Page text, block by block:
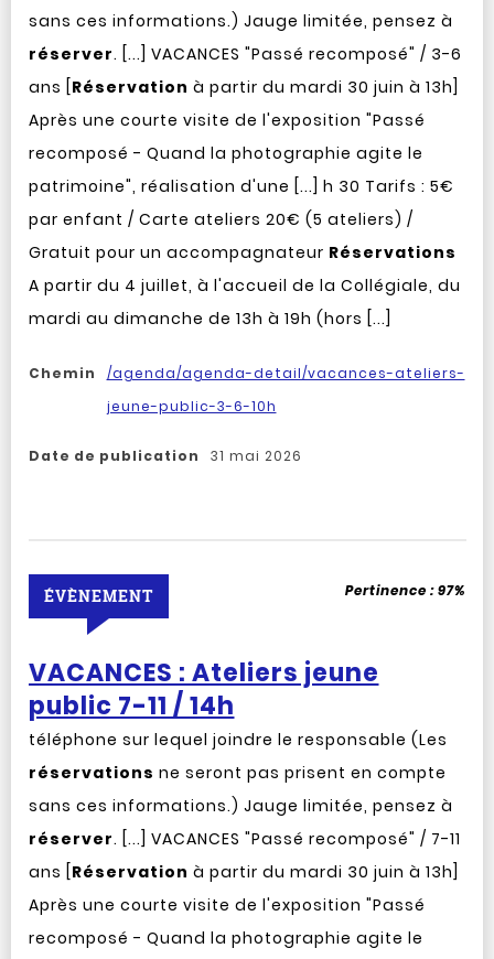
sans ces informations.) Jauge limitée, pensez à
réserver. [...] VACANCES "Passé recomposé" / 3-6
ans [ Réservation à partir du mardi 30 juin à 13h]
Après une courte visite de l'exposition "Passé
recomposé - Quand la photographie agite le
patrimoine", réalisation d'une [...] h 30 Tarifs : 5€
par enfant / Carte ateliers 20€ (5 ateliers) /
Gratuit pour un accompagnateur Réservations
A partir du 4 juillet, à l'accueil de la Collégiale, du
mardi au dimanche de 13h à 19h (hors [...]
Chemin
/agenda/agenda-detail/vacances-ateliers-
jeune-public-3-6-10h
Date de publication 31 mai 2026
VACANCES : Ateliers jeune
public 7-11 / 14h
ÉVÈNEMENT Pertinence :97%
téléphone sur lequel joindre le responsable (Les
réservations ne seront pas prisent en compte
sans ces informations.) Jauge limitée, pensez à
réserver. [...] VACANCES "Passé recomposé" / 7-11
ans [ Réservation à partir du mardi 30 juin à 13h]
Après une courte visite de l'exposition "Passé
recomposé - Quand la photographie agite le